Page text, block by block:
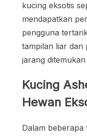
kucing eksotis
mendapatkan
pengguna
tampilan liar dan
jarang
Kucing
Hewan
Dalam